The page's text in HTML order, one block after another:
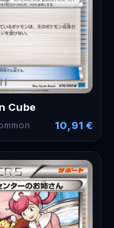
Cube
10,91 €